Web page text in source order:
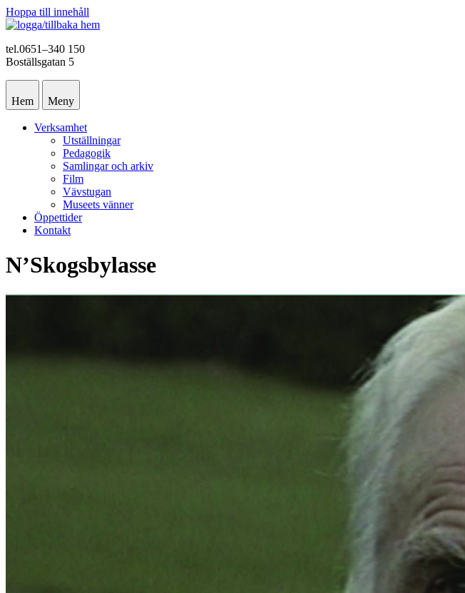
Hoppa till innehåll
tel.0651–340 150
Boställsgatan 5
Hem Meny
Verksamhet
Utställningar
Pedagogik
Samlingar och arkiv
Film
Vävstugan
Museets vänner
Öppettider
Kontakt
N’Skogsbylasse